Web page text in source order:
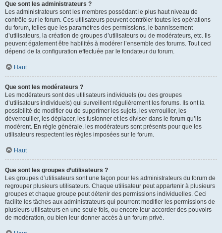
Que sont les administrateurs ?
Les administrateurs sont les membres possédant le plus haut niveau de
contrôle sur le forum. Ces utilisateurs peuvent contrôler toutes les opérations
du forum, telles que les paramètres des permissions, le bannissement
d’utilisateurs, la création de groupes d’utilisateurs ou de modérateurs, etc. Ils
peuvent également être habilités à modérer l’ensemble des forums. Tout ceci
dépend de la configuration effectuée par le fondateur du forum.
Haut
Que sont les modérateurs ?
Les modérateurs sont des utilisateurs individuels (ou des groupes
d’utilisateurs individuels) qui surveillent régulièrement les forums. Ils ont la
possibilité de modifier ou de supprimer les sujets, les verrouiller, les
déverrouiller, les déplacer, les fusionner et les diviser dans le forum qu’ils
modèrent. En règle générale, les modérateurs sont présents pour que les
utilisateurs respectent les règles imposées sur le forum.
Haut
Que sont les groupes d’utilisateurs ?
Les groupes d’utilisateurs sont une façon pour les administrateurs du forum de
regrouper plusieurs utilisateurs. Chaque utilisateur peut appartenir à plusieurs
groupes et chaque groupe peut détenir des permissions individuelles. Ceci
facilite les tâches aux administrateurs qui pourront modifier les permissions de
plusieurs utilisateurs en une seule fois, ou encore leur accorder des pouvoirs
de modération, ou bien leur donner accès à un forum privé.